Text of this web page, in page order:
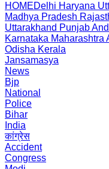
HOMEDelhi Haryana
Madhya Pradesh
Uttarakhand Punjab
Karnataka Maharashtra
Odisha Kerala
Jansamasya
News
Bjp
National
Police
Bihar
India
कांग्रेस
Accident
Congress